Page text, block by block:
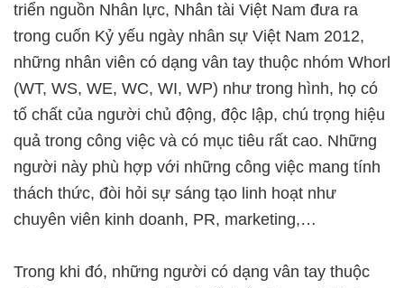
triển nguồn Nhân lực, Nhân tài Việt Nam đưa ra
trong cuốn Kỷ yếu ngày nhân sự Việt Nam 2012,
những nhân viên có dạng vân tay thuộc nhóm Whorl
(WT, WS, WE, WC, WI, WP) như trong hình, họ có
tố chất của người chủ động, độc lập, chú trọng hiệu
quả trong công việc và có mục tiêu rất cao. Những
người này phù hợp với những công việc mang tính
thách thức, đòi hỏi sự sáng tạo linh hoạt như
chuyên viên kinh doanh, PR, marketing,…
Trong khi đó, những người có dạng vân tay thuộc